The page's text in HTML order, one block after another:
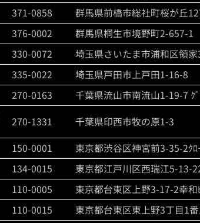
371-0858 群馬県前橋市総社町桜が丘
376-0002 群馬県桐生市境野町2-657-1
330-0072 埼玉県さいたま市浦和区領
335-0022 埼玉県戸田市上戸田1-16-8
270-0163 千葉県流山市南流山1-19-7 ｸ
270-1331 千葉県印西市牧の原1-3
150-0001 東京都渋谷区神宮前3-35-2ｸﾛ
134-0015 東京都江戸川区西瑞江5-13-
110-0005 東京都台東区上野3-17-2幸和
110-0015 東京都台東区東上野3丁目1